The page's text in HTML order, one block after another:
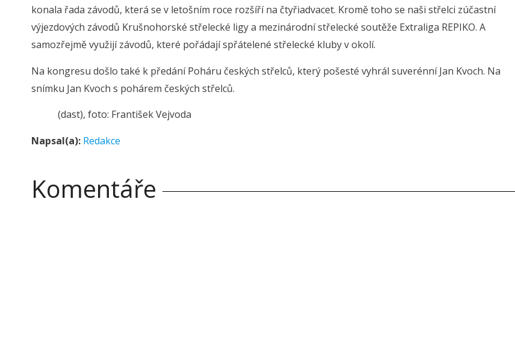
konala řada závodů, která se v letošním roce rozšíří na čtyřiadvacet. Kromě toho se naši střelci zúčastní
výjezdových závodů Krušnohorské střelecké ligy a mezinárodní střelecké soutěže Extraliga REPIKO. A
samozřejmě využijí závodů, které pořádají spřátelené střelecké kluby v okolí.
Na kongresu došlo také k předání Poháru českých střelců, který pošesté vyhrál suverénní Jan Kvoch. Na
snímku Jan Kvoch s pohárem českých střelců.
(dast), foto: František Vejvoda
Napsal(a): Redakce
Komentáře